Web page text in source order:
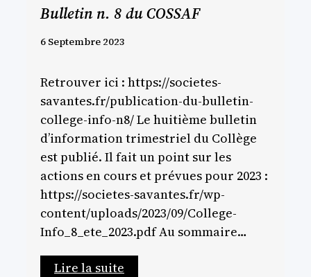
Bulletin n. 8 du COSSAF
6 Septembre 2023
Retrouver ici : https://societes-
savantes.fr/publication-du-bulletin-
college-info-n8/ Le huitième bulletin
d’information trimestriel du Collège
est publié. Il fait un point sur les
actions en cours et prévues pour 2023 :
https://societes-savantes.fr/wp-
content/uploads/2023/09/College-
Info_8_ete_2023.pdf Au sommaire…
Lire la suite